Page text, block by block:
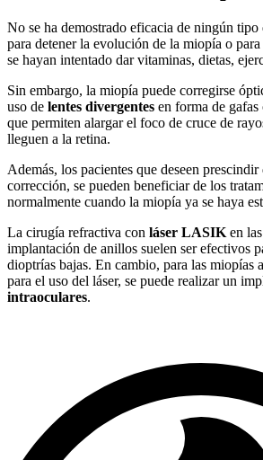
No se ha demostrado eficacia de ningún
para detener la evolución de la miopía o
se hayan intentado dar vitaminas, dietas,
Sin embargo, la miopía puede corregirse
uso de lentes divergentes en forma de gafas
que permiten alargar el foco de cruce de
lleguen a la retina.
Además, los pacientes que deseen prescindir
corrección, se pueden beneficiar de los
normalmente cuando la miopía ya se haya
La cirugía refractiva con láser LASIK en
implantación de anillos suelen ser efectivos
dioptrías bajas. En cambio, para las miopías
para el uso del láser, se puede realizar un
intraoculares.